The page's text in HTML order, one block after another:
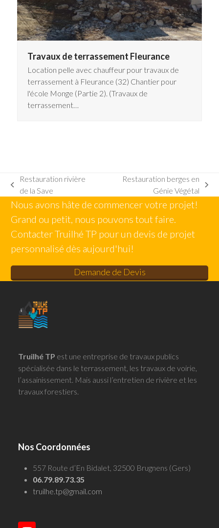
Travaux de terrassement Fleurance
Location pelle avec chauffeur pour travaux de
terrassement à Fleurance (32) Chantier pour
l'école Monge (Partie 2). (Travaux de
terrassement…
previous
post:
Restauration rivière
de la Save
post:
Restauration berges en
Génie Végétal
Nous avons hâte de commencer votre projet!
Grand ou petit, nous pouvons tout faire.
Contacter Truilhé TP pour un devis de projet
personnalisé dès aujourd'hui!
Demande de Devis
Truilhé TP est une entreprise de travaux publics
spécialisée dans le terrassement, les travaux de voirie,
l’assainissement. Mais aussi l’entretien de rivière et les
travaux forestiers.
Nos Coordonnées
557 Route d’En Bidalet, 32500 Brugnens (Gers)
06.79.89.73.35
truilhe.tp@gmail.com